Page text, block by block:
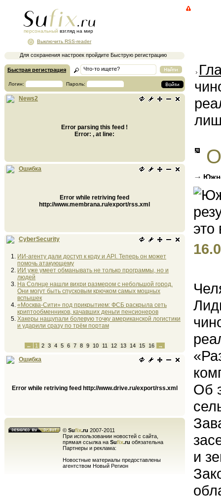
персональный взгляд на мир
Для сохранения настроек пройдите Быструю регистрацию
Выключить RSS-reader
Быстрая регистрация
Логин: Пароль:
News2
Error parsing this feed !
Error: , at line:
Ошибка
Error while retriving feed
http://www.membrana.ru/export/rss.xml
CyberSecurity
ИИ-агенту дали доступ к коду и API. Теперь он может
помочь атакующему
ИИ уже умеет обманывать не только программы, но и
людей
На Солнце нашли вихри размером с небольшой город.
Они могут быть спусковым крючком самых мощных
вспышек
«Москва-Сити» под прикрытием: ФСБ раскрыла сеть
криптообменников, качавших деньги пенсионеров
Хакеры нащупали болевую точку американской логистики
и ударили сразу по трём портам
← 1 2 3 4 5 6 7 8 9 10 11 12 13 14 15 16 →
Ошибка
Error while retriving feed http://www.drive.ru/export/rss.xml
© Sufix.ru 2007-2011
При использовании новостей с сайта,
прямая ссылка на Sufix.ru обязательна
Партнеры и реклама:
Новостные материалы предоставлены
агентством Новый Регион
Об
и